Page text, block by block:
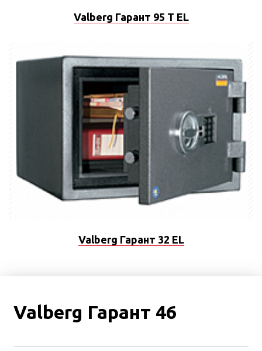
Valberg Гарант 95 T EL
Valberg Гарант 32 EL
Valberg Гарант 46